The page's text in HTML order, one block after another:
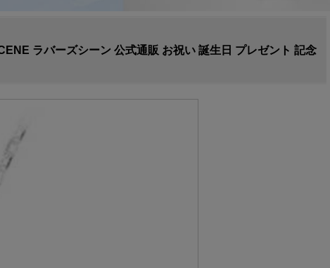
ラバーズシーン 公式通販 お祝い 誕生日 プレゼント 記念